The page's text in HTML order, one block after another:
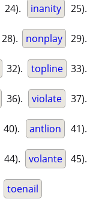
24). inanity 25).
28). nonplay 29).
32). topline 33).
36). violate 37).
40). antlion 41).
44). volante 45).
toenail